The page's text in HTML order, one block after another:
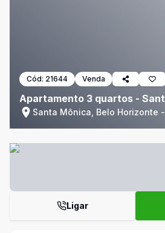
Cód: 21644 Venda
Apartamento 3 quartos -
Santa Mônica, Belo Horizonte
Ligar